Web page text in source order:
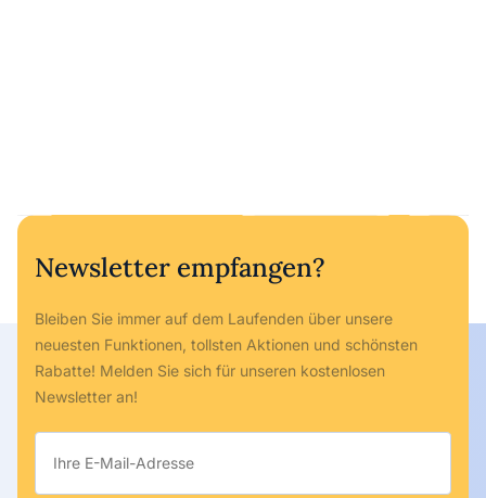
Newsletter empfangen?
Bleiben Sie immer auf dem Laufenden über unsere
neuesten Funktionen, tollsten Aktionen und schönsten
Rabatte! Melden Sie sich für unseren kostenlosen
Newsletter an!